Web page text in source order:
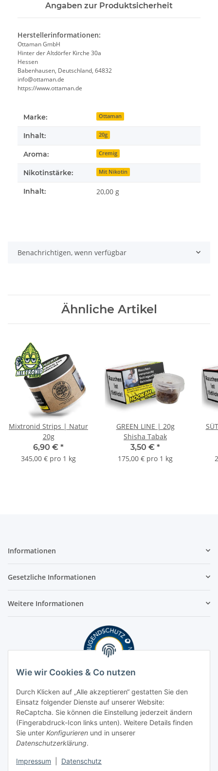
Angaben zur Produktsicherheit
Herstellerinformationen:
Ottaman GmbH
Hinter der Altdörfer Kirche 30a
Hessen
Babenhausen, Deutschland, 64832
info@ottaman.de
https://www.ottaman.de
Marke: Ottaman
Inhalt: 20g
Aroma: Cremig
Nikotinstärke: Mit Nikotin
Inhalt: 20,00 g
Benachrichtigen, wenn verfügbar
Ähnliche Artikel
Mixtronid Strips | Natur
20g
6,90 € *
345,00 € pro 1 kg
GREEN LINE | 20g
Shisha Tabak
3,50 € *
175,00 € pro 1 kg
Informationen
Gesetzliche Informationen
Weitere Informationen
Wie wir Cookies & Co nutzen
Durch Klicken auf „Alle akzeptieren“ gestatten Sie den
Einsatz folgender Dienste auf unserer Website:
ReCaptcha. Sie können die Einstellung jederzeit ändern
(Fingerabdruck-Icon links unten). Weitere Details finden
Sie unter Konfigurieren und in unserer
Datenschutzerklärung.
Impressum Datenschutz